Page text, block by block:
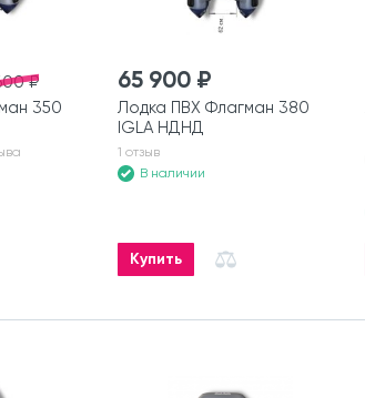
₽
350
65 900 ₽
Лодка ПВХ Флагман 380
IGLA НДНД
1 отзыв
В наличии
Купить